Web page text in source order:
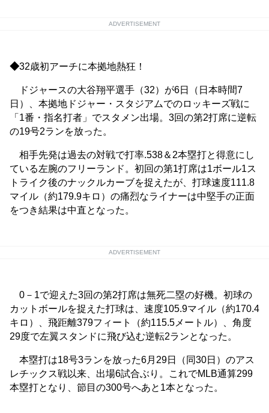
ADVERTISEMENT
◆32歳初アーチに本拠地熱狂！
ドジャースの大谷翔平選手（32）が6日（日本時間7
日）、本拠地ドジャー・スタジアムでのロッキーズ戦に
「1番・指名打者」でスタメン出場。3回の第2打席に逆転
の19号2ランを放った。
相手先発は過去の対戦で打率.538＆2本塁打と得意にし
ている左腕のフリーランド。初回の第1打席は1ボール1ス
トライク後のナックルカーブを捉えたが、打球速度111.8
マイル（約179.9キロ）の痛烈なライナーは中堅手の正面
をつき結果は中直となった。
ADVERTISEMENT
0－1で迎えた3回の第2打席は無死二塁の好機。初球の
カットボールを捉えた打球は、速度105.9マイル（約170.4
キロ）、飛距離379フィート（約115.5メートル）、角度
29度で左翼スタンドに飛び込む逆転2ランとなった。
本塁打は18号3ランを放った6月29日（同30日）のアス
レチックス戦以来、出場6試合ぶり。これでMLB通算299
本塁打となり、節目の300号へあと1本となった。